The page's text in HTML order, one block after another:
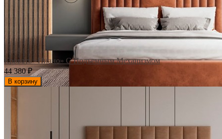
Кровать «Пиано» С Подъемным Механизмом
44 380₽
В корзину